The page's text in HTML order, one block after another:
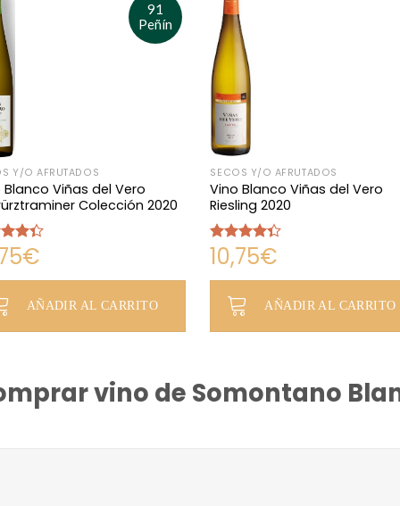
vino de Somontano
91
Peñín
Y/O AFRUTADOS
Blanco Viñas del Vero
Colección 2020
€
AÑADIR AL CARRITO
SECOS Y/O AFRUTADOS
Vino Blanco Viñas del Vero
Riesling 2020
Valorado
en4.30
de 5
10,75€
AÑADIR AL CARRITO